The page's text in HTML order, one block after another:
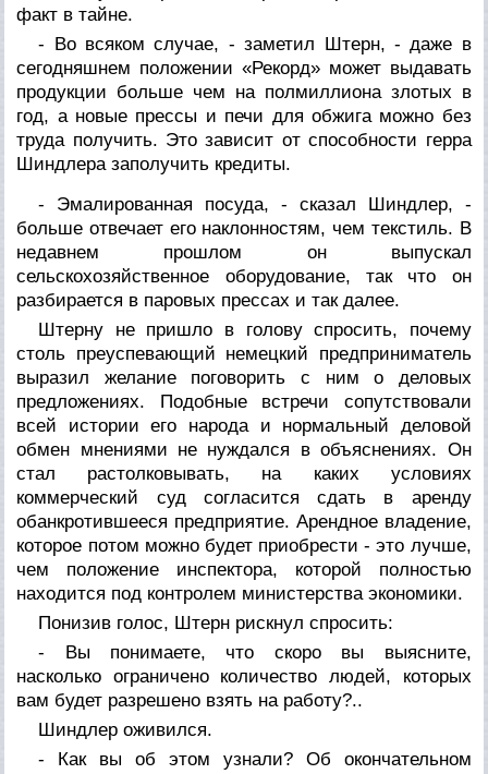
факт в тайне.
- Во всяком случае, - заметил Штерн, - даже в
сегодняшнем положении «Рекорд» может выдавать
продукции больше чем на полмиллиона злотых в
год, а новые прессы и печи для обжига можно без
труда получить. Это зависит от способности герра
Шиндлера заполучить кредиты.
- Эмалированная посуда, - сказал Шиндлер, -
больше отвечает его наклонностям, чем текстиль. В
недавнем прошлом он выпускал
сельскохозяйственное оборудование, так что он
разбирается в паровых прессах и так далее.
Штерну не пришло в голову спросить, почему
столь преуспевающий немецкий предприниматель
выразил желание поговорить с ним о деловых
предложениях. Подобные встречи сопутствовали
всей истории его народа и нормальный деловой
обмен мнениями не нуждался в объяснениях. Он
стал растолковывать, на каких условиях
коммерческий суд согласится сдать в аренду
обанкротившееся предприятие. Арендное владение,
которое потом можно будет приобрести - это лучше,
чем положение инспектора, которой полностью
находится под контролем министерства экономики.
Понизив голос, Штерн рискнул спросить:
- Вы понимаете, что скоро вы выясните,
насколько ограничено количество людей, которых
вам будет разрешено взять на работу?..
Шиндлер оживился.
- Как вы об этом узнали? Об окончательном